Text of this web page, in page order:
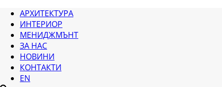
АРХИТЕКТУРА
ИНТЕРИОР
МЕНИДЖМЪНТ
ЗА НАС
НОВИНИ
КОНТАКТИ
EN